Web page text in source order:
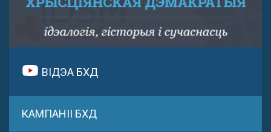
ВІДЭА БХД
КАМПАНІІ БХД